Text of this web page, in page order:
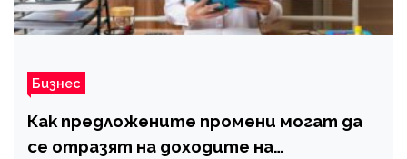
Бизнес
Как предложените промени могат да
се отразят на доходите на